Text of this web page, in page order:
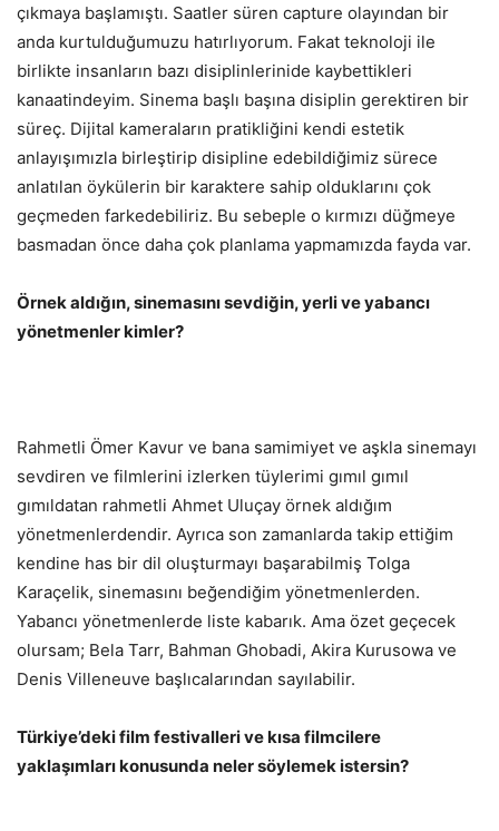
çıkmaya başlamıştı. Saatler süren capture olayından bir
anda kurtulduğumuzu hatırlıyorum. Fakat teknoloji ile
birlikte insanların bazı disiplinlerinide kaybettikleri
kanaatindeyim. Sinema başlı başına disiplin gerektiren bir
süreç. Dijital kameraların pratikliğini kendi estetik
anlayışımızla birleştirip disipline edebildiğimiz sürece
anlatılan öykülerin bir karaktere sahip olduklarını çok
geçmeden farkedebiliriz. Bu sebeple o kırmızı düğmeye
basmadan önce daha çok planlama yapmamızda fayda var.
Örnek aldığın, sinemasını sevdiğin, yerli ve yabancı
yönetmenler kimler?
Rahmetli Ömer Kavur ve bana samimiyet ve aşkla sinemayı
sevdiren ve filmlerini izlerken tüylerimi gımıl gımıl
gımıldatan rahmetli Ahmet Uluçay örnek aldığım
yönetmenlerdendir. Ayrıca son zamanlarda takip ettiğim
kendine has bir dil oluşturmayı başarabilmiş Tolga
Karaçelik, sinemasını beğendiğim yönetmenlerden.
Yabancı yönetmenlerde liste kabarık. Ama özet geçecek
olursam; Bela Tarr, Bahman Ghobadi, Akira Kurusowa ve
Denis Villeneuve başlıcalarından sayılabilir.
Türkiye’dekifilm festivalleri vekısa filmcilere
yaklaşımları konusunda neler söylemek istersin?